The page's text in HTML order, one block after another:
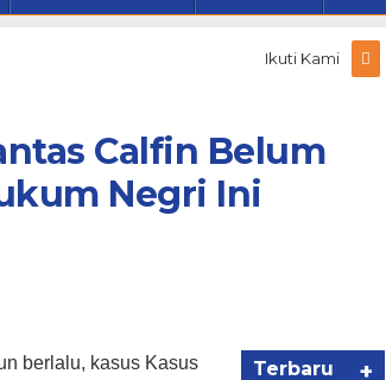
Ikuti Kami
Calfin Belum
Negri Ini
berlalu, kasus Kasus
Terbaru +